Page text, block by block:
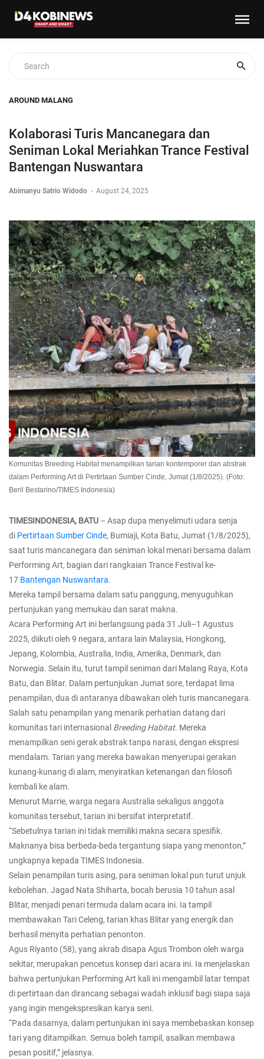
AROUND MALANG
Kolaborasi Turis Mancanegara dan
Seniman Lokal Meriahkan Trance Festival
Bantengan Nuswantara
Abimanyu Satrio Widodo - August 24, 2025
Komunitas Breeding Habitat menampilkan tarian kontemporer dan abstrak
dalam Performing Art di Pertirtaan Sumber Cinde, Jumat (1/8/2025). (Foto:
Beril Bestarino/TIMES Indonesia)
TIMESINDONESIA, BATU – Asap dupa menyelimuti udara senja
di Pertirtaan Sumber Cinde, Bumiaji, Kota Batu, Jumat (1/8/2025),
saat turis mancanegara dan seniman lokal menari bersama dalam
Performing Art, bagian dari rangkaian Trance Festival ke-
17 Bantengan Nuswantara.
Mereka tampil bersama dalam satu panggung, menyuguhkan
pertunjukan yang memukau dan sarat makna.
Acara Performing Art ini berlangsung pada 31 Juli–1 Agustus
2025, diikuti oleh 9 negara, antara lain Malaysia, Hongkong,
Jepang, Kolombia, Australia, India, Amerika, Denmark, dan
Norwegia. Selain itu, turut tampil seniman dari Malang Raya, Kota
Batu, dan Blitar. Dalam pertunjukan Jumat sore, terdapat lima
penampilan, dua di antaranya dibawakan oleh turis mancanegara.
Salah satu penampilan yang menarik perhatian datang dari
komunitas tari internasional Breeding Habitat. Mereka
menampilkan seni gerak abstrak tanpa narasi, dengan ekspresi
mendalam. Tarian yang mereka bawakan menyerupai gerakan
kunang-kunang di alam, menyiratkan ketenangan dan filosofi
kembali ke alam.
Menurut Marrie, warga negara Australia sekaligus anggota
komunitas tersebut, tarian ini bersifat interpretatif.
“Sebetulnya tarian ini tidak memiliki makna secara spesifik.
Maknanya bisa berbeda-beda tergantung siapa yang menonton,”
ungkapnya kepada TIMES Indonesia.
Selain penampilan turis asing, para seniman lokal pun turut unjuk
kebolehan. Jagad Nata Shiharta, bocah berusia 10 tahun asal
Blitar, menjadi penari termuda dalam acara ini. Ia tampil
membawakan Tari Celeng, tarian khas Blitar yang energik dan
berhasil menyita perhatian penonton.
Agus Riyanto (58), yang akrab disapa Agus Trombon oleh warga
sekitar, merupakan pencetus konsep dari acara ini. Ia menjelaskan
bahwa pertunjukan Performing Art kali ini mengambil latar tempat
di pertirtaan dan dirancang sebagai wadah inklusif bagi siapa saja
yang ingin mengekspresikan karya seni.
“Pada dasarnya, dalam pertunjukan ini saya membebaskan konsep
tari yang ditampilkan. Semua boleh tampil, asalkan membawa
pesan positif,” jelasnya.